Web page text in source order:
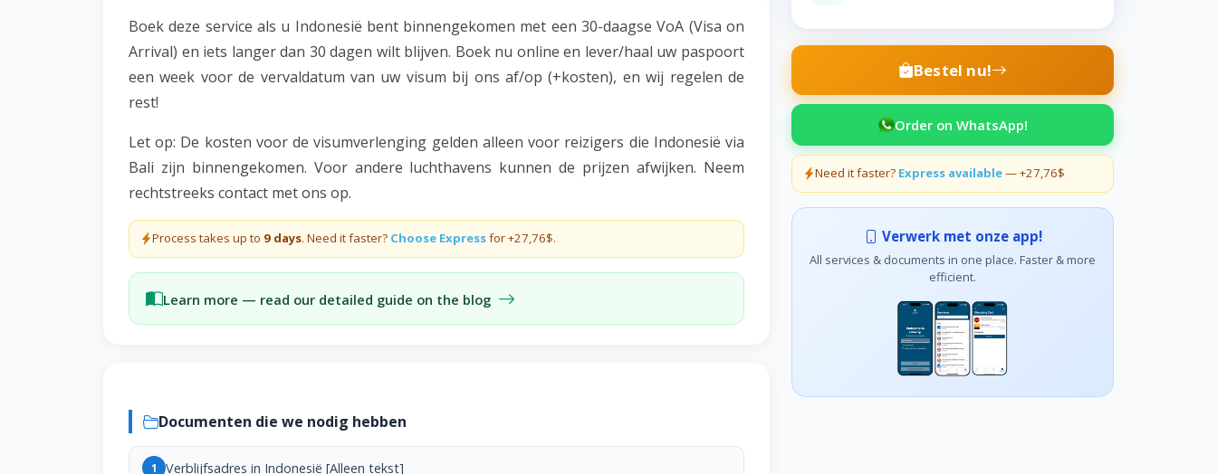
Boek deze service als u Indonesië bent binnengekomen met een 30-daagse VoA (Visa on
Arrival) en iets langer dan 30 dagen wilt blijven. Boek nu online en lever/haal uw paspoort
een week voor de vervaldatum van uw visum bij ons af/op (+kosten), en wij regelen de
rest!
Let op: De kosten voor de visumverlenging gelden alleen voor reizigers die Indonesië via
Bali zijn binnengekomen. Voor andere luchthavens kunnen de prijzen afwijken. Neem
rechtstreeks contact met ons op.
Process takes up to 9 days. Need it faster? Choose Expressfor +27,76$.
Learn more — read our detailed guide on the blog
Documenten die we nodig hebben
1 Verblijfsadres in Indonesië [Alleen tekst]
Bestel nu!
Order on WhatsApp!
Need it faster? Express available— +27,76$
Verwerk met onze app!
All services & documents in one place. Faster & more
efficient.